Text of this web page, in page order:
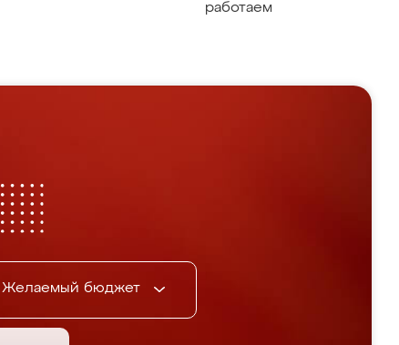
работаем
Желаемый бюджет